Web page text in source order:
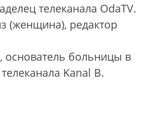
телеканала OdaTV.
редактор
больницы в
Kanal B.